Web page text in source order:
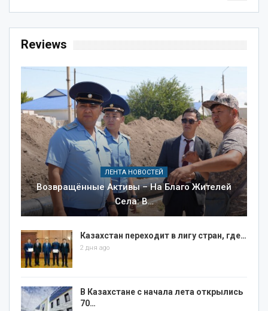
Reviews
ЛЕНТА НОВОСТЕЙ
Возвращённые Активы – На Благо Жителей
Села: В…
Казахстан переходит в лигу стран, где…
2 дня ago
В Казахстане с начала лета открылись
70…